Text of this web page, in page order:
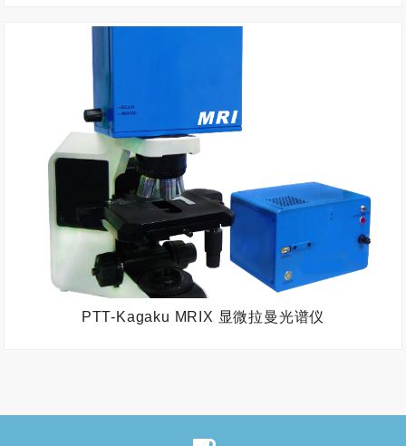
PTT-Kagaku MRIX 显微拉曼光谱仪